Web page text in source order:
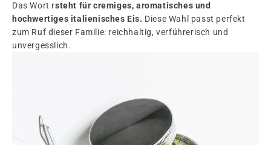
Das Wort rsteht für cremiges, aromatisches und
hochwertiges italienisches Eis. Diese Wahl passt perfekt
zum Ruf dieser Familie: reichhaltig, verführerisch und
unvergesslich.